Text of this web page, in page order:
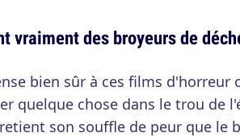
vraiment des broyeurs de
bien sûr à ces films d'horreur
quelque chose dans le trou de
son souffle de peur que le